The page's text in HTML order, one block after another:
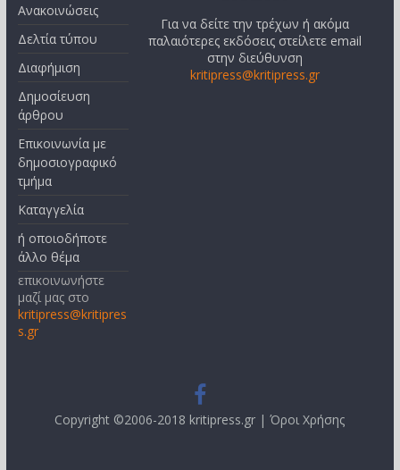
Ανακοινώσεις
Δελτία τύπου
Διαφήμιση
Δημοσίευση
άρθρου
Επικοινωνία με
δημοσιογραφικό
τμήμα
Καταγγελία
ή οποιοδήποτε
άλλο θέμα
επικοινωνήστε
μαζί μας στο
kritipress@kritipres
s.gr
Για να δείτε την τρέχων ή ακόμα
παλαιότερες εκδόσεις στείλετε email
στην διεύθυνση
kritipress@kritipress.gr
Copyright ©2006-2018 kritipress.gr |Όροι Χρήσης